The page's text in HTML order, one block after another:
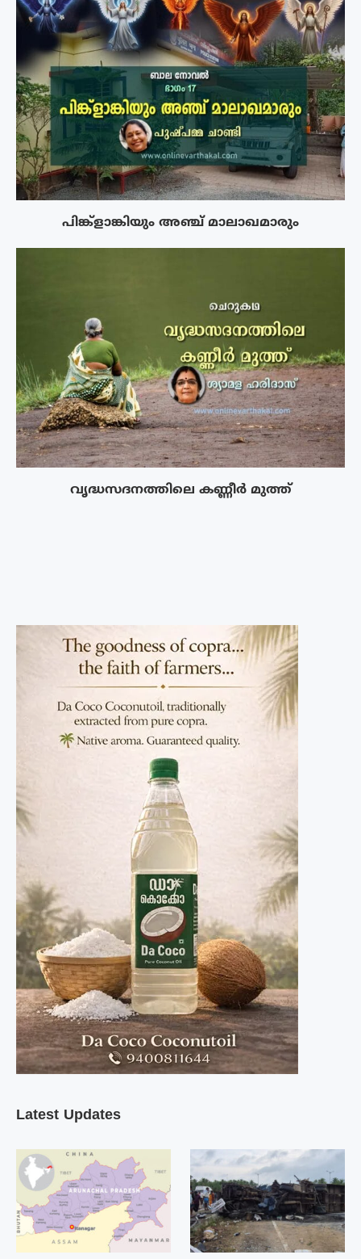
പിങ്ക്ളാങ്കിയും അഞ്ച് മാലാഖമാരും
വൃദ്ധസദനത്തിലെ കണ്ണീർ മുത്ത്
Latest Updates